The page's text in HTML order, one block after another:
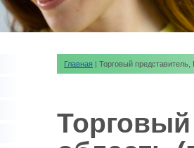
Главная | Торговый